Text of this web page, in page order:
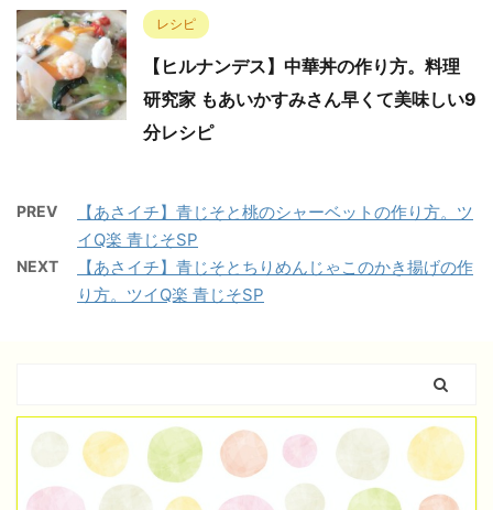
レシピ
【ヒルナンデス】中華丼の作り方。料理
研究家 もあいかすみさん早くて美味しい9
分レシピ
PREV
【あさイチ】青じそと桃のシャーベットの作り方。ツ
イQ楽 青じそSP
NEXT
【あさイチ】青じそとちりめんじゃこのかき揚げの作
り方。ツイQ楽 青じそSP